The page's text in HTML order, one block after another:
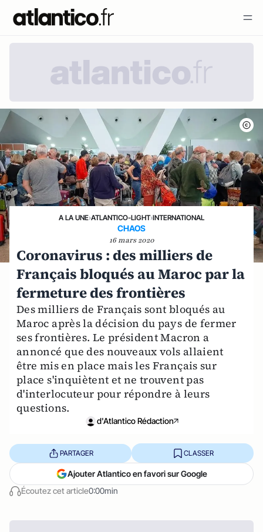
A LA UNE›ATLANTICO-LIGHT›INTERNATIONAL
CHAOS
16 mars 2020
Coronavirus : des milliers de
Français bloqués au Maroc par la
fermeture des frontières
Des milliers de Français sont bloqués au
Maroc après la décision du pays de fermer
ses frontières. Le président Macron a
annoncé que des nouveaux vols allaient
être mis en place mais les Français sur
place s'inquiètent et ne trouvent pas
d'interlocuteur pour répondre à leurs
questions.
d'Atlantico Rédaction
Écoutez cet article0:00min
PARTAGER CLASSER
Ajouter Atlantico en favori sur Google